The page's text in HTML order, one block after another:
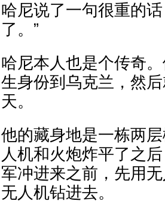
哈尼说了一句很重的
了。”
哈尼本人也是个传奇
生身份到乌克兰，然
天。
他的藏身地是一栋两
人机和火炮炸平了之
军冲进来之前，先用
无人机钻进去。